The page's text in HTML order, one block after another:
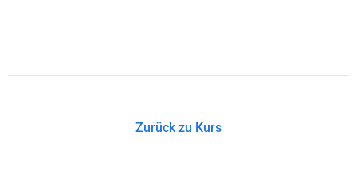
Zurück zu Kurs